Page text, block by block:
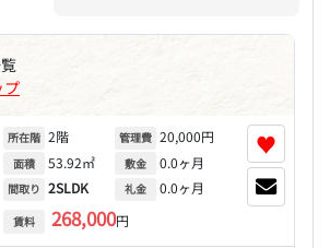
プ
所在階 2階
面積 53.92㎡
間取り 2SLDK
賃料 268,000円
管理費 20,000円
敷金 0.0ヶ月
礼金 0.0ヶ月
♥